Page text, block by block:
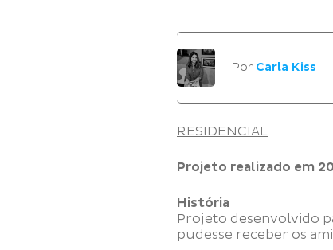
Por Carla Kiss
RESIDENCIAL
Projeto realizado em
História
Projeto desenvolvido
pudesse receber os